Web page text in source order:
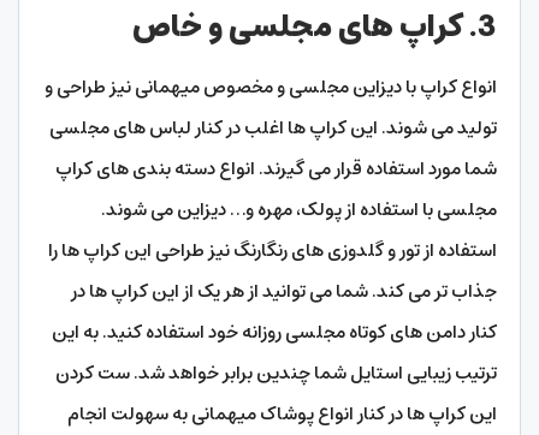
3. کراپ های مجلسی و خاص
انواع کراپ با دیزاین مجلسی و مخصوص میهمانی نیز طراحی و
تولید می شوند. این کراپ ها اغلب در کنار لباس های مجلسی
شما مورد استفاده قرار می گیرند. انواع دسته بندی های کراپ
مجلسی با استفاده از پولک، مهره و… دیزاین می شوند.
استفاده از تور و گلدوزی های رنگارنگ نیز طراحی این کراپ ها را
جذاب تر می کند. شما می توانید از هر یک از این کراپ ها در
کنار دامن های کوتاه مجلسی روزانه خود استفاده کنید. به این
ترتیب زیبایی استایل شما چندین برابر خواهد شد. ست کردن
این کراپ ها در کنار انواع پوشاک میهمانی به سهولت انجام